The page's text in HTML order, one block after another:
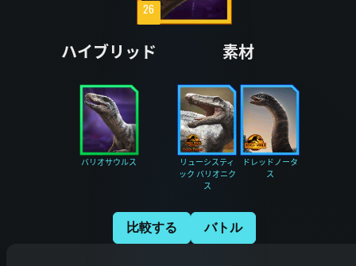
26
ハイブリッド
バリオサウルス
素材
リューシスティ
ック バリオニク
ス
ドレッドノータ
ス
比較する バトル